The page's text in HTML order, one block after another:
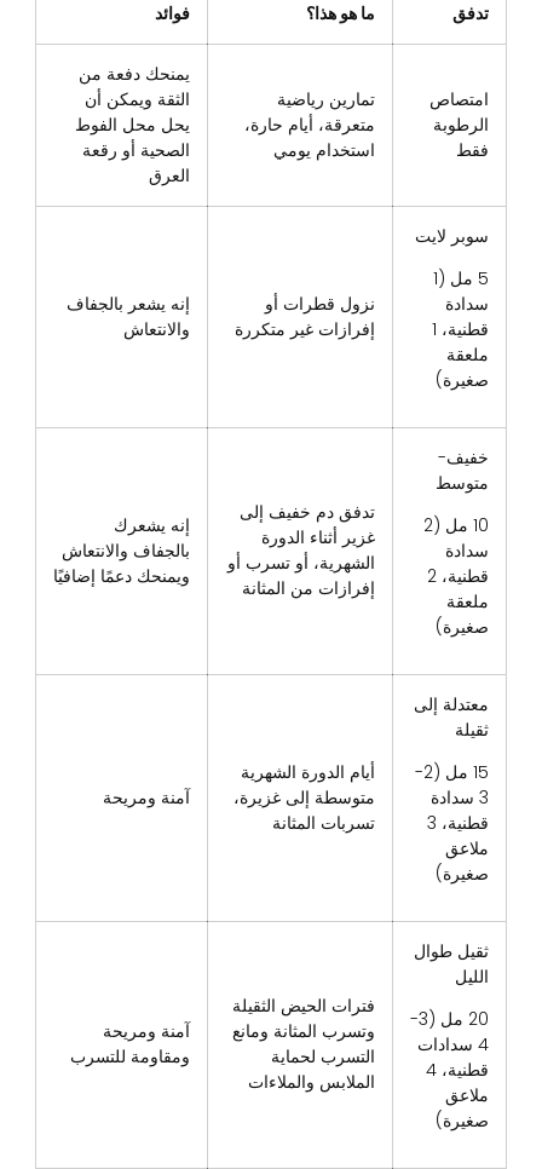
تدفق ما هو هذا؟ فوائد
امتصاص
الرطوبة
فقط
تمارين رياضية
متعرقة، أيام حارة،
استخدام يومي
يمنحك دفعة من
الثقة ويمكن أن
يحل محل الفوط
الصحية أو رقعة
العرق
سوبر لايت
5 مل (1
سدادة
قطنية، 1
ملعقة
صغيرة)
نزول قطرات أو
إفرازات غير متكررة
إنه يشعر بالجفاف
والانتعاش
خفيف-
متوسط
10 مل (2
سدادة
قطنية، 2
ملعقة
صغيرة)
تدفق دم خفيف إلى
غزير أثناء الدورة
الشهرية، أو تسرب أو
إفرازات من المثانة
إنه يشعرك
بالجفاف والانتعاش
ويمنحك دعمًا إضافيًا
معتدلة إلى
ثقيلة
15 مل (2-
3 سدادة
قطنية، 3
ملاعق
صغيرة)
أيام الدورة الشهرية
متوسطة إلى غزيرة،
تسربات المثانة
آمنة ومريحة
ثقيل طوال
الليل
20 مل (3-
4 سدادات
قطنية، 4
ملاعق
صغيرة)
فترات الحيض الثقيلة
وتسرب المثانة ومانع
التسرب لحماية
الملابس والملاءات
آمنة ومريحة
ومقاومة للتسرب